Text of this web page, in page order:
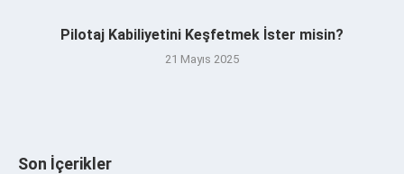
Pilotaj Kabiliyetini Keşfetmek İster misin?
21 Mayıs 2025
Son İçerikler